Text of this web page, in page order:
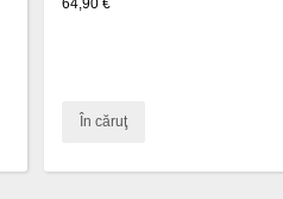
În căruţ